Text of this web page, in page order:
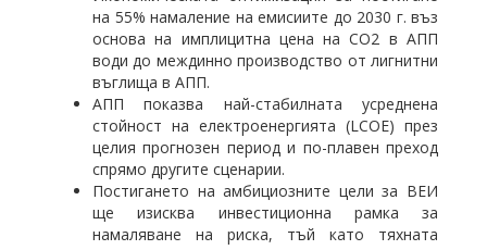
на 55% намаление на емисиите до 2030 г. въз
основа на имплицитна цена на CO2 в AПП
води до междинно производство от лигнитни
въглища в AПП.
AПП показва най-стабилната усреднена
стойност на електроенергията (LCOE) през
целия прогнозен период и по-плавен преход
спрямо другите сценарии.
Постигането на амбициозните цели за ВЕИ
ще изисква инвестиционна рамка за
намаляване на риска, тъй като тяхната